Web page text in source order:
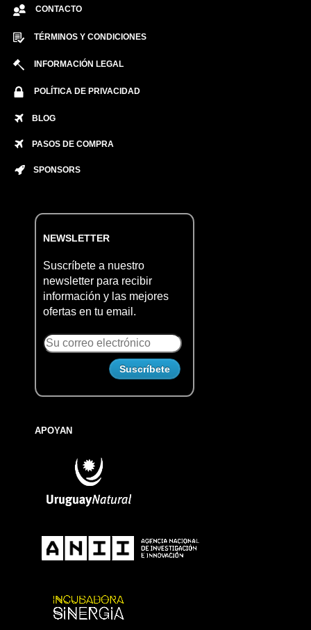
CONTACTO
TÉRMINOS Y CONDICIONES
INFORMACIÓN LEGAL
POLÍTICA DE PRIVACIDAD
BLOG
PASOS DE COMPRA
SPONSORS
NEWSLETTER
Suscríbete a nuestro
newsletter para recibir
información y las mejores
ofertas en tu email.
APOYAN